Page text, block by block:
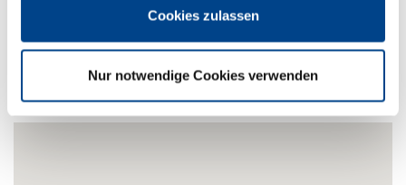
Cookies zulassen
Nur notwendige Cookies verwenden
Internet